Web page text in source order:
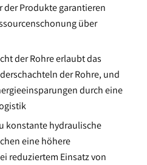
der Produkte garantieren
über
der Rohre erlaubt das
der Rohre, und
durch eine
konstante hydraulische
eine höhere
reduziertem Einsatz von